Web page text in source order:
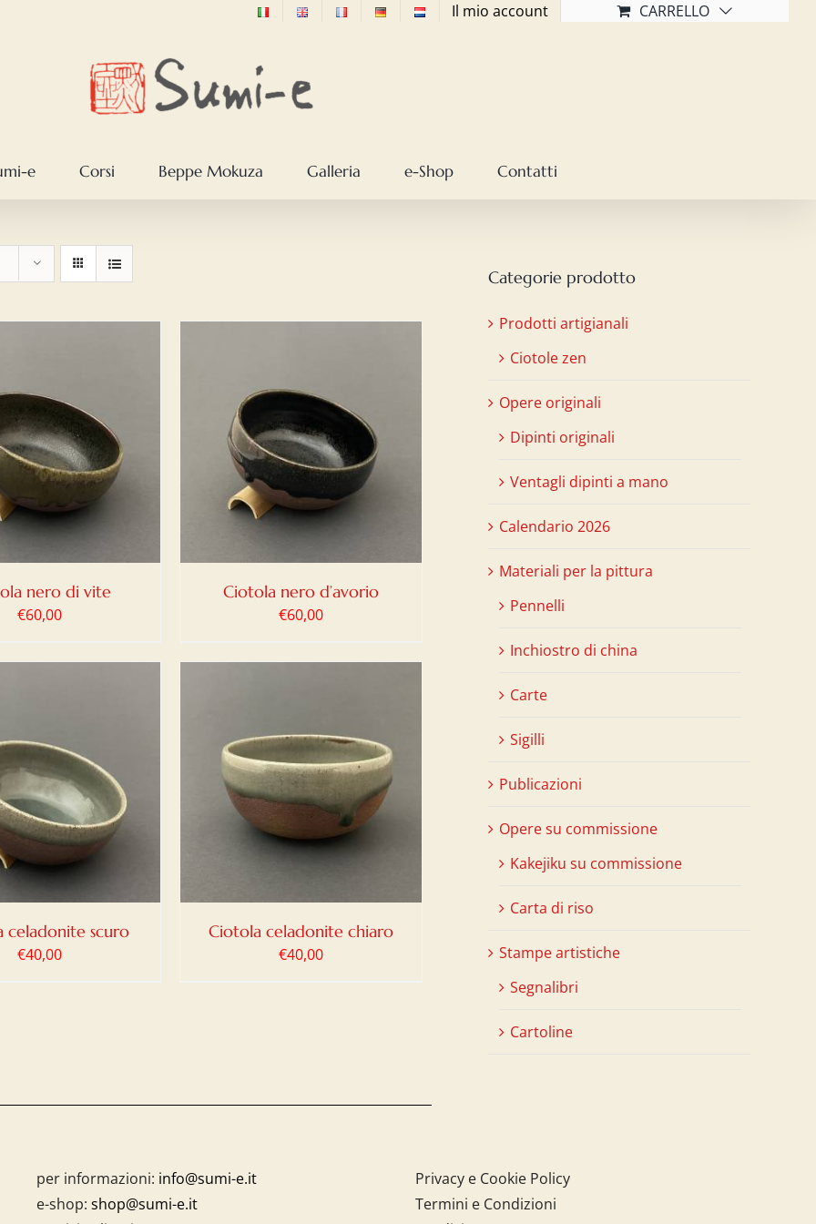
Il mio account CARRELLO
e Corsi Beppe Mokuza Galleria e-Shop Contatti
nero di vite
€60,00
AL CARRELLO
DETTAGLI
Ciotola nero d’avorio
€60,00
celadonite scuro
€40,00
AL CARRELLO
DETTAGLI
Ciotola celadonite chiaro
€40,00
Categorie prodotto
Prodotti artigianali
Ciotole zen
Opere originali
Dipinti originali
Ventagli dipinti a mano
Calendario 2026
Materiali per la pittura
Pennelli
Inchiostro di china
Carte
Sigilli
Publicazioni
Opere su commissione
Kakejiku su commissione
Carta di riso
Stampe artistiche
Segnalibri
Cartoline
per informazioni: info@sumi-e.it
e-shop: shop@sumi-e.it
Privacy e Cookie Policy
Termini e Condizioni